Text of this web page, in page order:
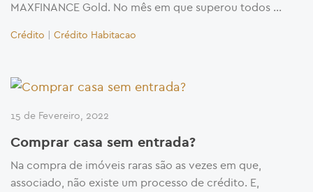
MAXFINANCE Gold. No mês em que superou todos …
Crédito Crédito Habitacao
15 de Fevereiro, 2022
Comprar casa sem entrada?
Na compra de imóveis raras são as vezes em que,
associado, não existe um processo de crédito. E,